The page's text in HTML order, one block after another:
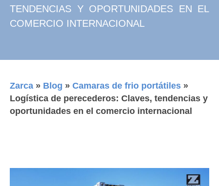
TENDENCIAS Y OPORTUNIDADES EN EL
COMERCIO INTERNACIONAL
Zarca » Blog » Camaras de frio portátiles »
Logística de perecederos: Claves, tendencias y
oportunidades en el comercio internacional